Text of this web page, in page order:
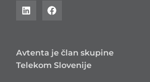
Avtenta je član skupine
Telekom Slovenije